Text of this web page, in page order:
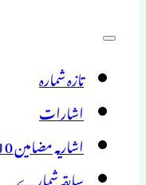
تازہ شمارہ
اشارات
اشاریہ مضامین 2010 – تا حال
سابقہ شمارے